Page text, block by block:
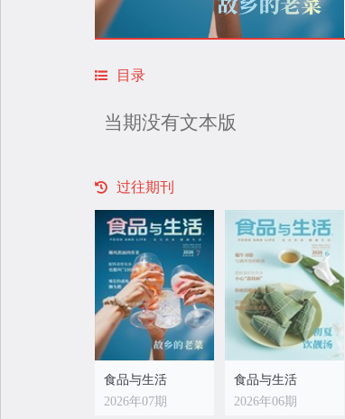
目录
当期没有文本版
过往期刊
食品与生活
2026年07期
食品与生活
2026年06期